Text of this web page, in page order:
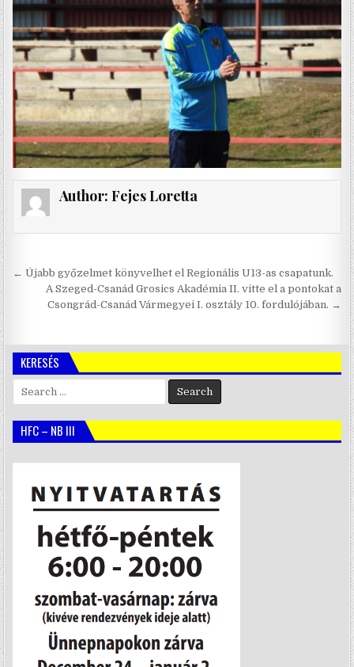
Author: Fejes Loretta
Bejegyzés
navigáció
← Újabb győzelmet könyvelhet el Regionális U13-as csapatunk.
A Szeged-Csanád Grosics Akadémia II. vitte el a pontokat a
Csongrád-Csanád Vármegyei I. osztály 10. fordulójában. →
KERESÉS
Search
for:
HFC – NB III